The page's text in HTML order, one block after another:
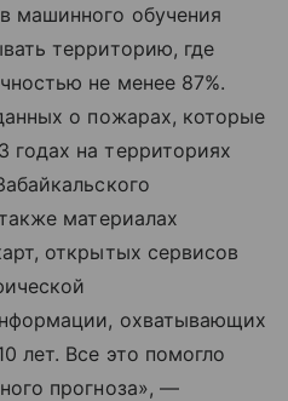
машинного обучения
территорию, где
не менее 87%.
о пожарах, которые
на территориях
материалах
открытых сервисов
охватывающих
лет. Все это помогло
прогноза», —